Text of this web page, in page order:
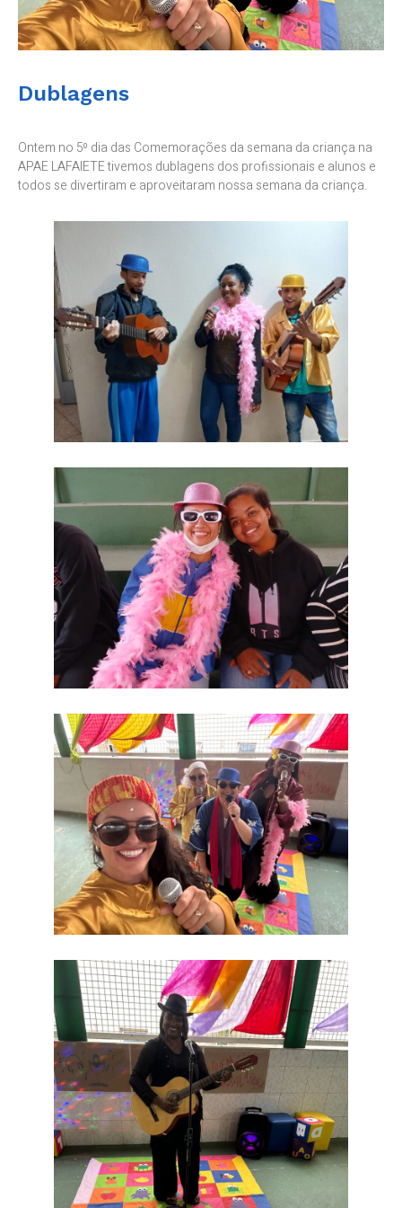
Dublagens
Ontem no 5⁰ dia das Comemorações da semana da criança na
APAE LAFAIETE tivemos dublagens dos profissionais e alunos e
todos se divertiram e aproveitaram nossa semana da criança.